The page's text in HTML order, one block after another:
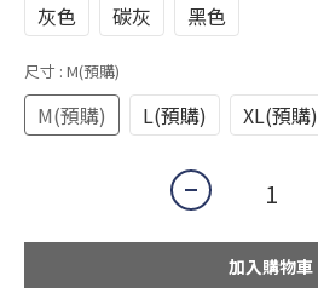
灰色
碳灰 黑色
尺寸 : M(預購)
M(預購) L(預購) XL(預購)
加入購物車